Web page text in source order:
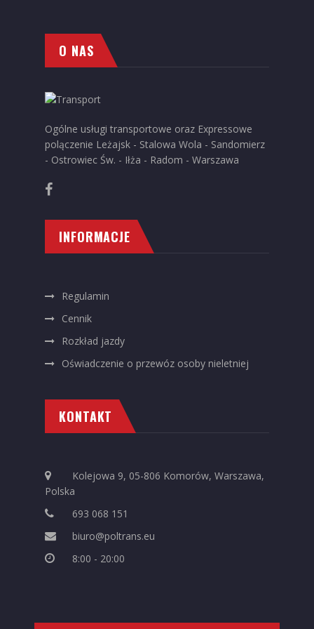
O NAS
Ogólne usługi transportowe oraz Expressowe
polączenie Leżajsk - Stalowa Wola - Sandomierz
- Ostrowiec Św. - Iłża - Radom - Warszawa
INFORMACJE
Regulamin
Cennik
Rozkład jazdy
Oświadczenie o przewóz osoby nieletniej
KONTAKT
Kolejowa 9, 05-806 Komorów, Warszawa,
Polska
693 068 151
biuro@poltrans.eu
8:00 - 20:00